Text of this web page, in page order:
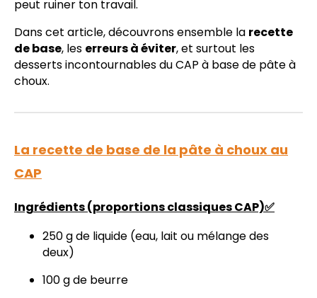
peut ruiner ton travail.
Dans cet article, découvrons ensemble la recette
de base, les erreurs à éviter, et surtout les
desserts incontournables du CAP à base de pâte à
choux.
La recette de base de la pâte à choux au
CAP
Ingrédients (proportions classiques CAP)✅
250 g de liquide (eau, lait ou mélange des
deux)
100 g de beurre